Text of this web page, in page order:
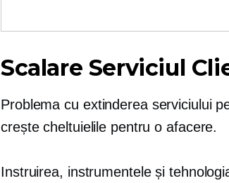
Scalare Serviciul
Problema cu extinderea serviciului
crește cheltuielile pentru o afacere.
Instruirea, instrumentele și